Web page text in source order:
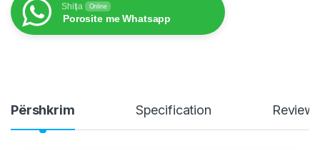
Shitja Online
Porosite me Whatsapp
Përshkrim Specification